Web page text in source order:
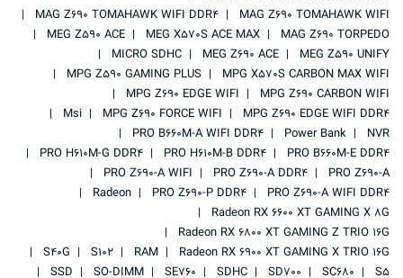
MAG Z690 TOMAHAWK WIFI
MAG Z690 TOMAHAWK WIFI DDR4
MAG Z690 TORPEDO
MEG X570S ACE MAX
MEG Z590 ACE
MEG Z590 UNIFY
MEG Z690 ACE
MICRO SDHC
MPG X570S CARBON MAX WIFI
MPG Z590 GAMING PLUS
MPG Z690 CARBON WIFI
MPG Z690 EDGE WIFI
MPG Z690 EDGE WIFI DDR4
MPG Z690 FORCE WIFI
Msi
NVR
Power Bank
PRO B660M-A WIFI DDR4
PRO B660M-E DDR4
PRO H610M-B DDR4
PRO H610M-G DDR4
PRO Z690-A
PRO Z690-A DDR4
PRO Z690-A WIFI
PRO Z690-A WIFI DDR4
PRO Z690-P DDR4
Radeon
Radeon RX 6600 XT GAMING X 8G
Radeon RX 6800 XT GAMING Z TRIO 16G
Radeon RX 6900 XT GAMING X TRIO 16G
RAM
S102
S40G
S5
SC680
SD700
SDHC
SE760
SO-DIMM
SSD